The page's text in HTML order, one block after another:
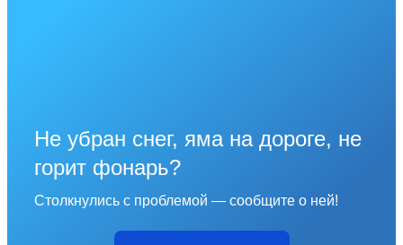
Не убран снег, яма на дороге, не
горит фонарь?
Столкнулись с проблемой — сообщите о ней!